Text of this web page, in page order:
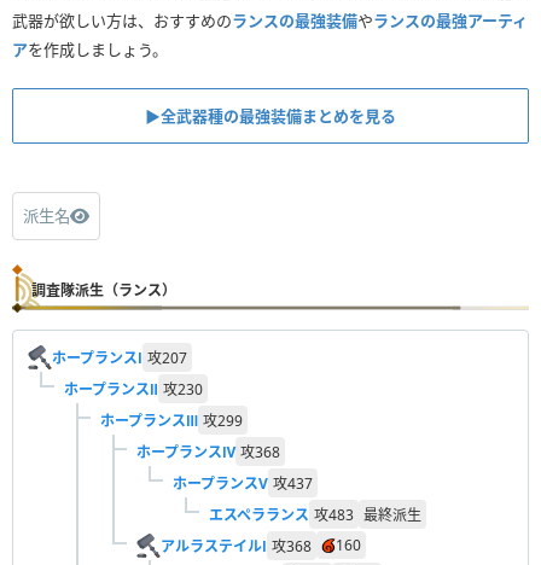
武器が欲しい方は、おすすめのランスの最強装備やランスの最強アーティ
アを作成しましょう。
▶︎全武器種の最強装備まとめを見る
派生名
調査隊派生（ランス）
ホープランスⅠ 攻207
ホープランスⅡ 攻230
ホープランスⅢ 攻299
ホープランスⅣ 攻368
ホープランスV 攻437
エスペラランス 攻483 最終派生
アルラステイルⅠ 攻368
160